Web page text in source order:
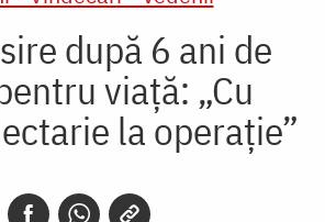
după 6 ani de
viață: „Cu
la operație”